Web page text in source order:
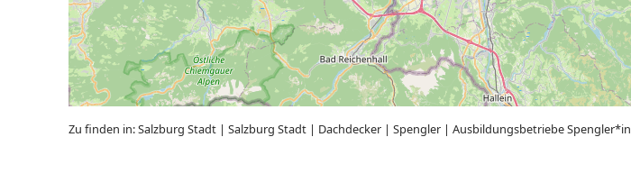
Zu finden in:Salzburg Stadt | Salzburg Stadt | Dachdecker | Spengler | Ausbildungsbetriebe Spengler*in